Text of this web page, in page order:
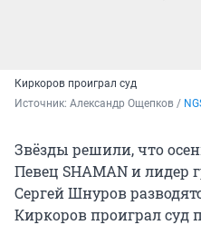
Киркоров проиграл суд
Источник: Александр Ощепков /
Звёзды решили, что
Певец SHAMAN и лидер
Сергей Шнуров
Киркоров проиграл суд